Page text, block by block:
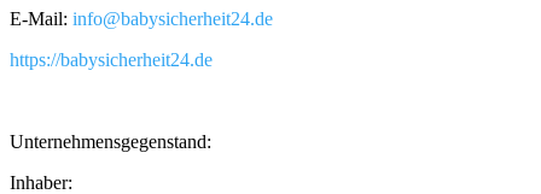
E-Mail: info@babysicherheit24.de
https://babysicherheit24.de
Unternehmensgegenstand:
Inhaber: